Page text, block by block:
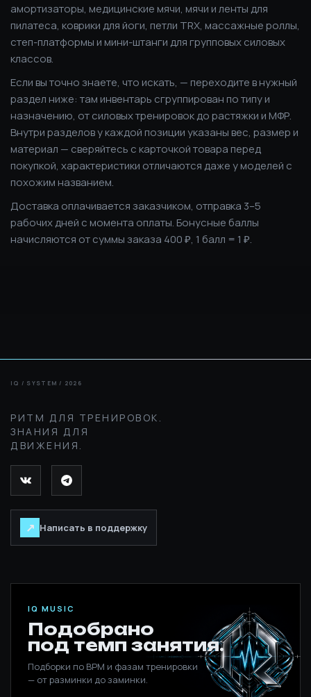
амортизаторы, медицинские мячи, мячи и ленты для
пилатеса, коврики для йоги, петли TRX, массажные роллы,
степ-платформы и мини-штанги для групповых силовых
классов.
Если вы точно знаете, что искать, — переходите в нужный
раздел ниже: там инвентарь сгруппирован по типу и
назначению, от силовых тренировок до растяжки и МФР.
Внутри разделов у каждой позиции указаны вес, размер и
материал — сверяйтесь с карточкой товара перед
покупкой, характеристики отличаются даже у моделей с
похожим названием.
Доставка оплачивается заказчиком, отправка 3–5
рабочих дней с момента оплаты. Бонусные баллы
начисляются от суммы заказа 400 ₽, 1 балл = 1 ₽.
РИТМ ДЛЯ ТРЕНИРОВОК.
ЗНАНИЯ ДЛЯ
ДВИЖЕНИЯ.
↗ Написать в поддержку
IQ MUSIC
Подобрано
под темп занятия.
Подборки по BPM и фазам тренировки
— от разминки до заминки.